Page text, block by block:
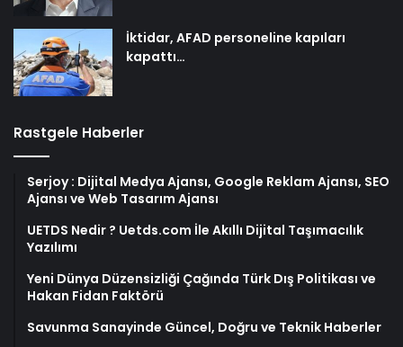
İktidar, AFAD personeline kapıları
kapattı…
Rastgele Haberler
Serjoy : Dijital Medya Ajansı, Google Reklam Ajansı, SEO
Ajansı ve Web Tasarım Ajansı
UETDS Nedir ? Uetds.com İle Akıllı Dijital Taşımacılık
Yazılımı
Yeni Dünya Düzensizliği Çağında Türk Dış Politikası ve
Hakan Fidan Faktörü
Savunma Sanayinde Güncel, Doğru ve Teknik Haberler